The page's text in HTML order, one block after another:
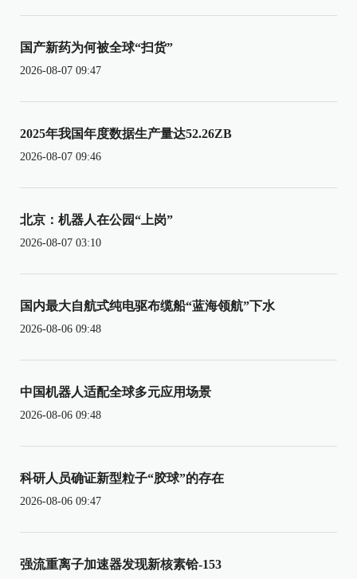
国产新药为何被全球“扫货”
2026-08-07 09:47
2025年我国年度数据生产量达52.26ZB
2026-08-07 09:46
北京：机器人在公园“上岗”
2026-08-07 03:10
国内最大自航式纯电驱布缆船“蓝海领航”下水
2026-08-06 09:48
中国机器人适配全球多元应用场景
2026-08-06 09:48
科研人员确证新型粒子“胶球”的存在
2026-08-06 09:47
强流重离子加速器发现新核素铪-153